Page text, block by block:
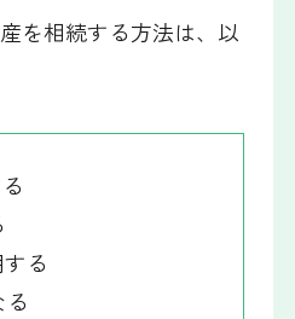
を相続する方法は、以
る